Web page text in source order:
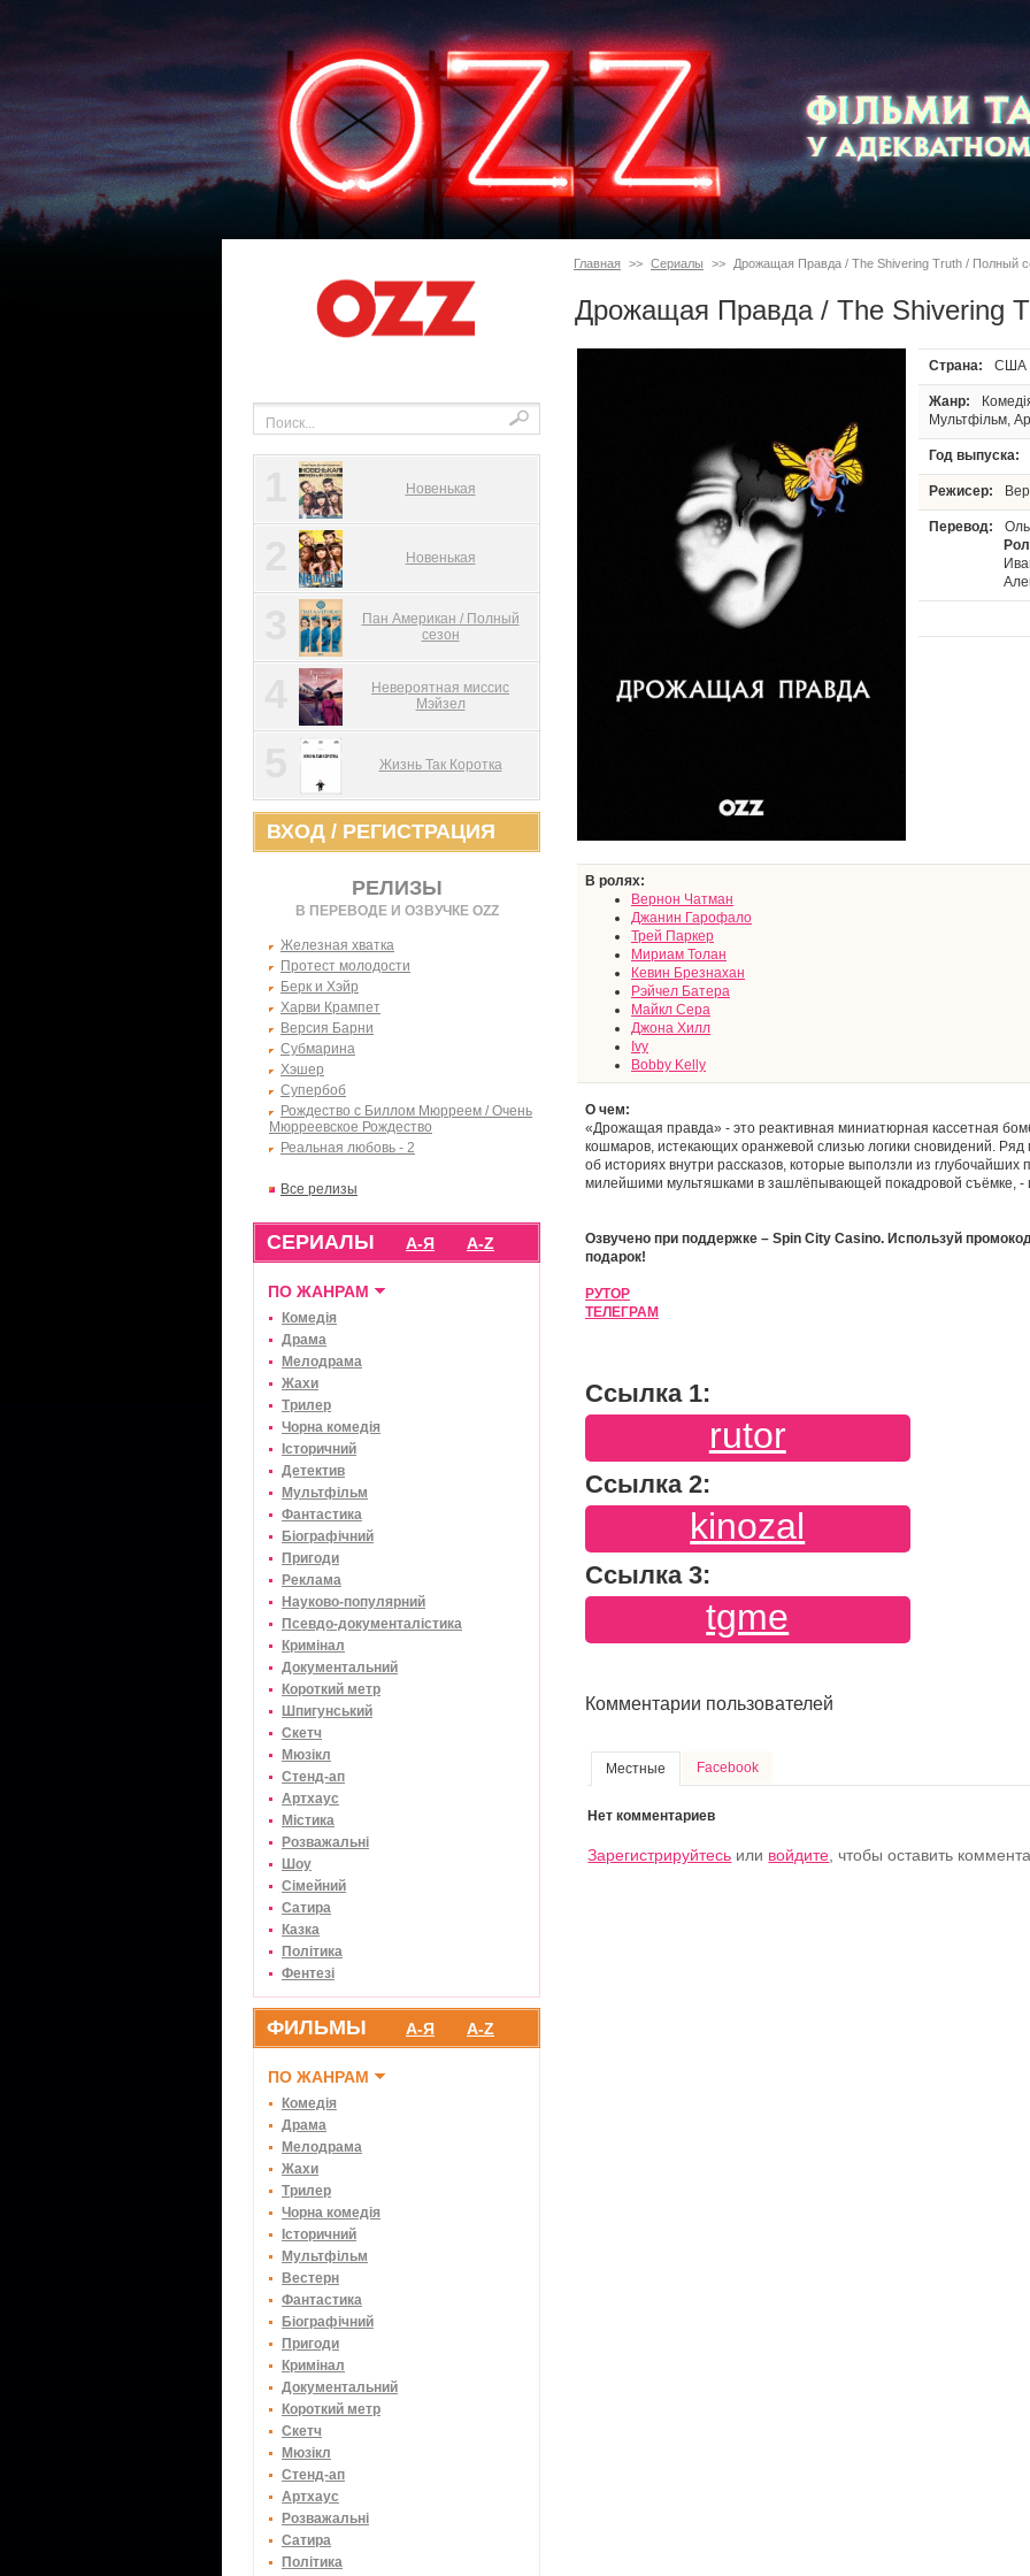
Новенькая
Новенькая
Пан Американ / Полный
сезон
Невероятная миссис
Мэйзел
Жизнь Так Коротка
ВХОД / РЕГИСТРАЦИЯ
РЕЛИЗЫ
В ПЕРЕВОДЕ И ОЗВУЧКЕ OZZ
Железная хватка
Протест молодости
Берк и Хэйр
Харви Крампет
Версия Барни
Субмарина
Хэшер
Супербоб
Рождество с Биллом Мюрреем / Очень
Мюрреевское Рождество
Реальная любовь - 2
Все релизы
СЕРИАЛЫ A-Z
А-Я
ПО ЖАНРАМ
Комедія
Драма
Мелодрама
Жахи
Трилер
Чорна комедія
Історичний
Детектив
Мультфільм
Фантастика
Біографічний
Пригоди
Реклама
Науково-популярний
Псевдо-документалістика
Кримінал
Документальний
Короткий метр
Шпигунський
Скетч
Мюзікл
Стенд-ап
Артхаус
Містика
Розважальні
Шоу
Сімейний
Сатира
Казка
Політика
Фентезі
ФИЛЬМЫ A-Z
А-Я
ПО ЖАНРАМ
Комедія
Драма
Мелодрама
Жахи
Трилер
Чорна комедія
Історичний
Мультфільм
Вестерн
Фантастика
Біографічний
Пригоди
Кримінал
Документальний
Короткий метр
Скетч
Мюзікл
Стенд-ап
Артхаус
Розважальні
Сатира
Політика
Главная >> Сериалы >> Дрожащая Правда / The Shivering Truth / Полный
Дрожащая Правда / The Shivering
Страна: США
Жанр:
Мультфільм,
Год выпуска:
Режисер:
Перевод:
В ролях:
Вернон Чатман
Джанин Гарофало
Трей Паркер
Мириам Толан
Кевин Брезнахан
Рэйчел Батера
Майкл Сера
Джона Хилл
Ivy
Bobby Kelly
О чем:
«Дрожащая правда» - это реактивная миниатюрная кассетная
кошмаров, истекающих оранжевой слизью логики сновидений.
об историях внутри рассказов, которые выползли из
милейшими мультяшками в зашлёпывающей покадровой съёмке, -
Озвучено при поддержке – Spin City Casino. Используй
подарок!
РУТОР
ТЕЛЕГРАМ
Ссылка 1:
rutor
Ссылка 2:
kinozal
Ссылка 3:
tgme
Комментарии пользователей
Местные Facebook
Нет комментариев
Зарегистрируйтесь или войдите , чтобы оставить